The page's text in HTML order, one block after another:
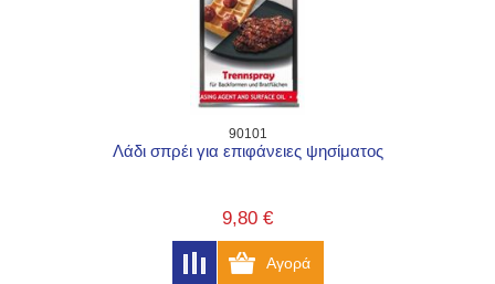
90101
Λάδι σπρέι για επιφάνειες ψησίματος
9,80 €